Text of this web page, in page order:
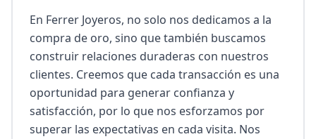
En Ferrer Joyeros, no solo nos dedicamos a la
compra de oro, sino que también buscamos
construir relaciones duraderas con nuestros
clientes. Creemos que cada transacción es una
oportunidad para generar confianza y
satisfacción, por lo que nos esforzamos por
superar las expectativas en cada visita. Nos